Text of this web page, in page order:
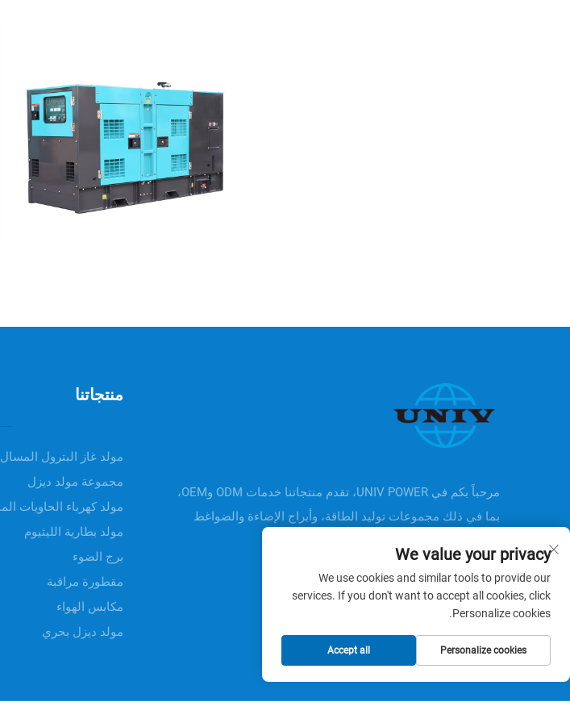
مرحباً بكم في UNIV POWER، تقدم منتجاتنا خدمات ODM وOEM،
بما في ذلك مجموعات توليد الطاقة، وأبراج الإضاءة والضواغط
منتجاتنا
مولد غاز البترول المسال
مجموعة مولد ديزل
مولد كهرباء الحاويات
مولد بطارية الليثيوم
برج الضوء
مقطورة مراقبة
مكابس الهواء
مولد ديزل بحري
We value your privacy
We use cookies and similar tools to provide our
services. If you don't want to accept all cookies, click
Personalize cookies.
Personalize cookies
Accept all